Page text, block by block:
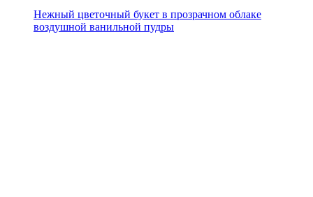
Нежный цветочный букет в прозрачном облаке
воздушной ванильной пудры